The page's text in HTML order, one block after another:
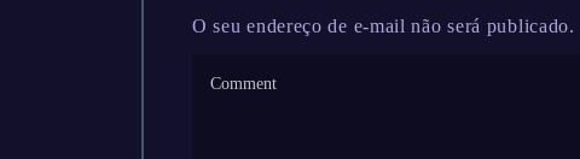
O seu endereço de e-mail não será publicado.